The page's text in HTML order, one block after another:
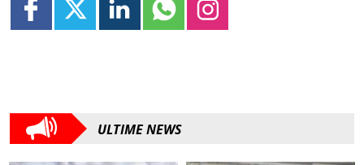
ULTIME NEWS